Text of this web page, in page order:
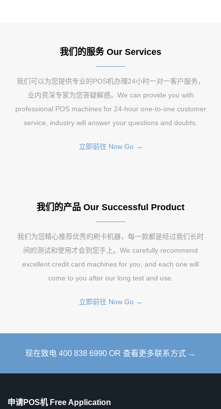
我们的服务 Our Services
我们可以为您提供专业的POS机办理24小时一对一客户服务，
业内资深专家为您答疑解惑。We can provide you with
professional POS machines for 24-hour one-to-one customer
service, industry will answer your questions and doubts.
立即前往 Now Go →
我们的产品 Our Successful Product
我们为您精心推荐优秀的刷卡机器，每一款都是经过我们长时
间的测试和使用才会到您手上。We carefully recommend
excellent credit card machines for you, and each one will
come to you after our long test and use.
立即前往 Now Go →
现在致电 400 838 6990 OR 查看更多联系方式 →
申请POS机 Free Application